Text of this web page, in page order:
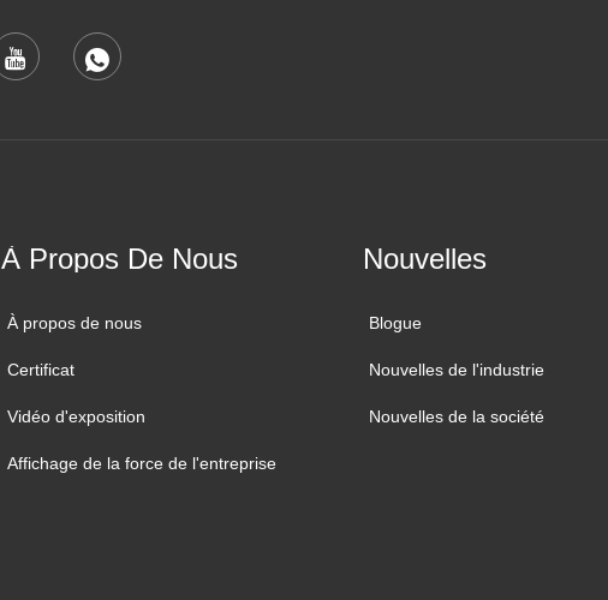
À Propos De Nous
À propos de nous
Certificat
Vidéo d'exposition
Affichage de la force de l'entreprise
Nouvelles
Blogue
Nouvelles de l'industrie
Nouvelles de la société